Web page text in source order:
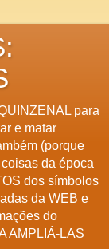
para
e matar
(porque
da época
dos símbolos
da WEB e
do
AMPLIÁ-LAS